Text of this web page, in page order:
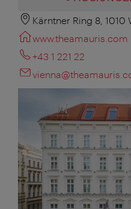
Kärntner Ring 8, 1010
www.theamauris.com
+43 1 221 22